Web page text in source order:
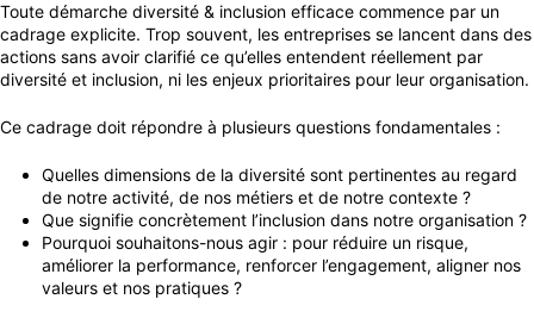
Toute démarche diversité & inclusion efficace commence par un
cadrage explicite. Trop souvent, les entreprises se lancent dans des
actions sans avoir clarifié ce qu’elles entendent réellement par
diversité et inclusion, ni les enjeux prioritaires pour leur organisation.
Ce cadrage doit répondre à plusieurs questions fondamentales :
Quelles dimensions de la diversité sont pertinentes au regard
de notre activité, de nos métiers et de notre contexte ?
Que signifie concrètement l’inclusion dans notre organisation ?
Pourquoi souhaitons-nous agir : pour réduire un risque,
améliorer la performance, renforcer l’engagement, aligner nos
valeurs et nos pratiques ?